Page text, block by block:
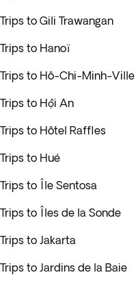
Trips to Gili Trawangan
Trips to Hanoï
Trips to Hô-Chi-Minh-Ville
Trips to Hội An
Trips to Hôtel Raffles
Trips to Hué
Trips to Île Sentosa
Trips to Îles de la Sonde
Trips to Jakarta
Trips to Jardins de la Baie